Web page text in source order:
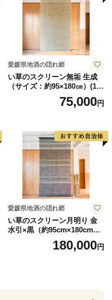
愛媛県地酒の隠れ郷
い草のスクリーン無垢 生成
（サイズ：約95×180㎝）(14
75,000円
愛媛県地酒の隠れ郷
い草のスクリーン月明り 金
水引×黒（約95cm×180cm）
180,000円